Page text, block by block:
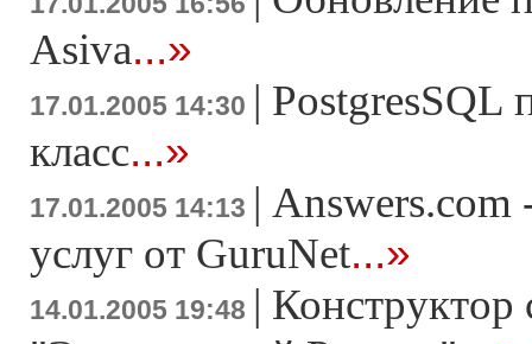
Asiva...»
17.01.2005 14:30 | PostgresSQL
класс...»
17.01.2005 14:13 | Answers.com
услуг от GuruNet...»
14.01.2005 19:48 | Конструктор